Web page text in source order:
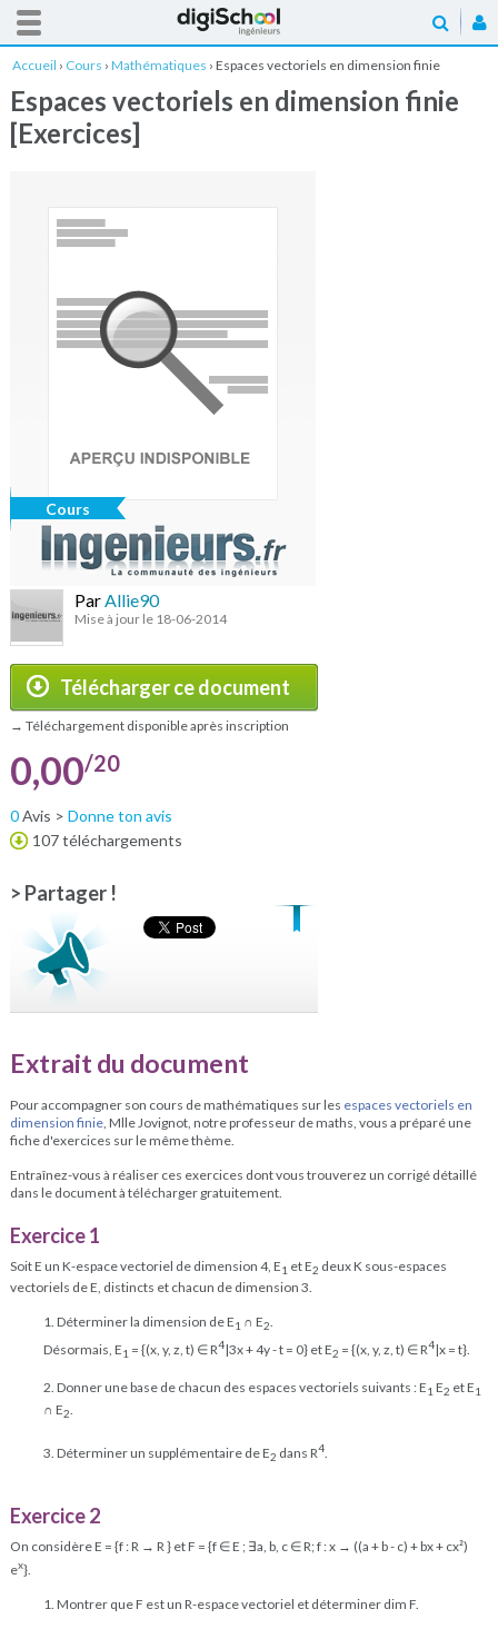
Accueil › Cours › Mathématiques › Espaces vectoriels en dimension finie
Espaces vectoriels en dimension finie
[Exercices]
Cours
ParAllie90
Mise à jour le 18-06-2014
Télécharger ce document
→ Téléchargement disponible après inscription
0,00/20
0Avis > Donne ton avis
107 téléchargements
> Partager !
Extrait du document
Pour accompagner son cours de mathématiques sur les espaces vectoriels en
dimension finie, Mlle Jovignot, notre professeur de maths, vous a préparé une
fiche d'exercices sur le même thème.
Entraînez-vous à réaliser ces exercices dont vous trouverez un corrigé détaillé
dans le document à télécharger gratuitement.
Exercice 1
Soit E un K-espace vectoriel de dimension 4, E1 et E2 deux K sous-espaces
vectoriels de E, distincts et chacun de dimension 3.
1. Déterminer la dimension de E1 ∩ E2.
Désormais, E1 = {(x, y, z, t) ∈ R4|3x + 4y - t = 0} et E2 = {(x, y, z, t) ∈ R4|x = t}.
2. Donner une base de chacun des espaces vectoriels suivants : E1E2 et E1
∩ E2
3. Déterminer un supplémentaire de E2 dans R4.
Exercice 2
On considère E = {f : R → R } et F = {f ∈ E ; ∃a, b, c ∈ R; f : x → ((a + b - c) + bx + cx²)
ex}.
1. Montrer que F est un R-espace vectoriel et déterminer dim F.